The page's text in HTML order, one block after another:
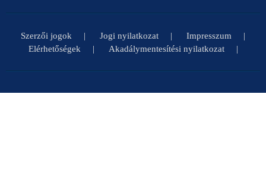
Szerzői jogok Jogi nyilatkozat
Impresszum
Elérhetőségek
Akadálymentesítési nyilatkozat